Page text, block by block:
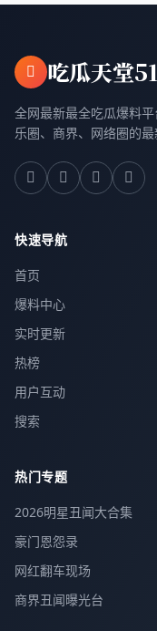
吃瓜天堂51
全网最新最全吃瓜爆料
乐圈、商界、网络圈的最
快速导航
首页
爆料中心
实时更新
热榜
用户互动
搜索
热门专题
2026明星丑闻大合集
豪门恩怨录
网红翻车现场
商界丑闻曝光台